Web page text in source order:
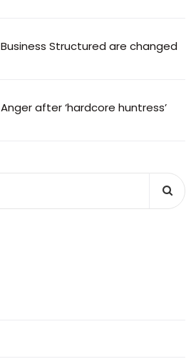
Business Structured are changed
Anger after ‘hardcore huntress’